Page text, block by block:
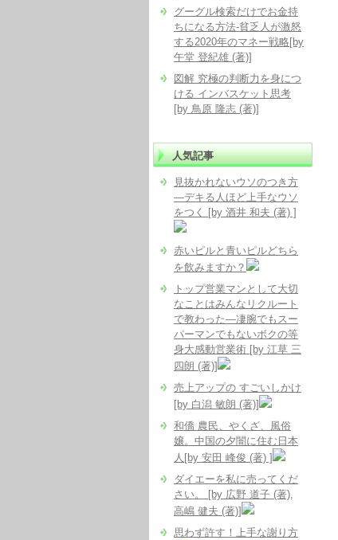
グーグル検索だけでお金持
ちになる方法-貧乏人が激怒
する2020年のマネー戦略[by
午堂 登紀雄 (著)]
図解 究極の判断力を身につ
ける インバスケット思考
[by 鳥原 隆志 (著)]
人気記事
見抜かれないウソのつき方
―デキる人ほど上手なウソ
をつく [by 酒井 和夫 (著) ]
赤いピルと青いピルどちら
を飲みますか？
トップ営業マンとして大切
なことはみんなリクルート
で教わった―凄腕でもスー
パーマンでもないボクの等
身大感動営業術 [by 江草 三
四朗 (著)]
売上アップの すごいしかけ
[by 白潟 敏朗 (著)]
和僑 農民、やくざ、風俗
嬢。中国の夕闇に住む日本
人[by 安田 峰俊 (著) ]
ダイエーを私に売ってくだ
さい。 [by 広野 道子 (著),
高嶋 健夫 (著)]
思わず許す！上手な謝り方